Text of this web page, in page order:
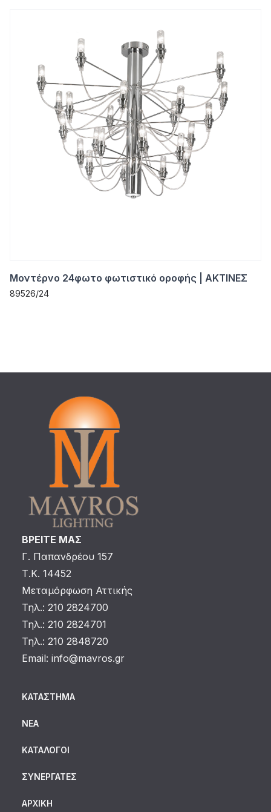
Μοντέρνο 24φωτο φωτιστικό οροφής | ΑΚΤΙΝΕΣ
89526/24
ΒΡΕΙΤΕ ΜΑΣ
Γ. Παπανδρέου 157
Τ.Κ. 14452
Μεταμόρφωση Αττικής
Τηλ.: 210 2824700
Τηλ.: 210 2824701
Τηλ.: 210 2848720
Email: info@mavros.gr
ΚΑΤΆΣΤΗΜΑ
ΝΈΑ
ΚΑΤΆΛΟΓΟΙ
ΣΥΝΕΡΓΆΤΕΣ
ΑΡΧΙΚΗ